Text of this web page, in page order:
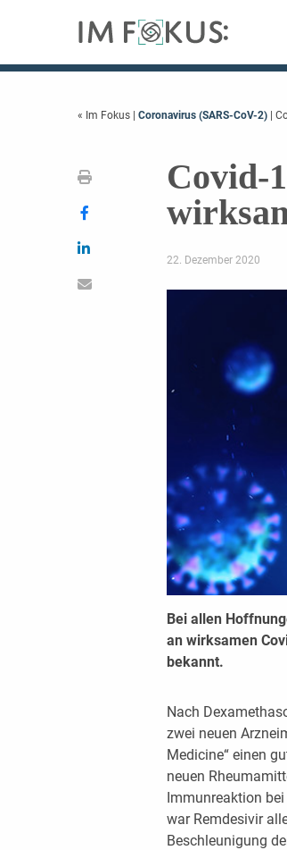
« Im Fokus Coronavirus (SARS-CoV-2) |
Covid-
22. Dezember 2020
Bei allen
an wirksamen
bekannt.
Nach
zwei neuen
Medicine“ einen
neuen
Immunreaktion
war Remdesivir
Beschleunigung